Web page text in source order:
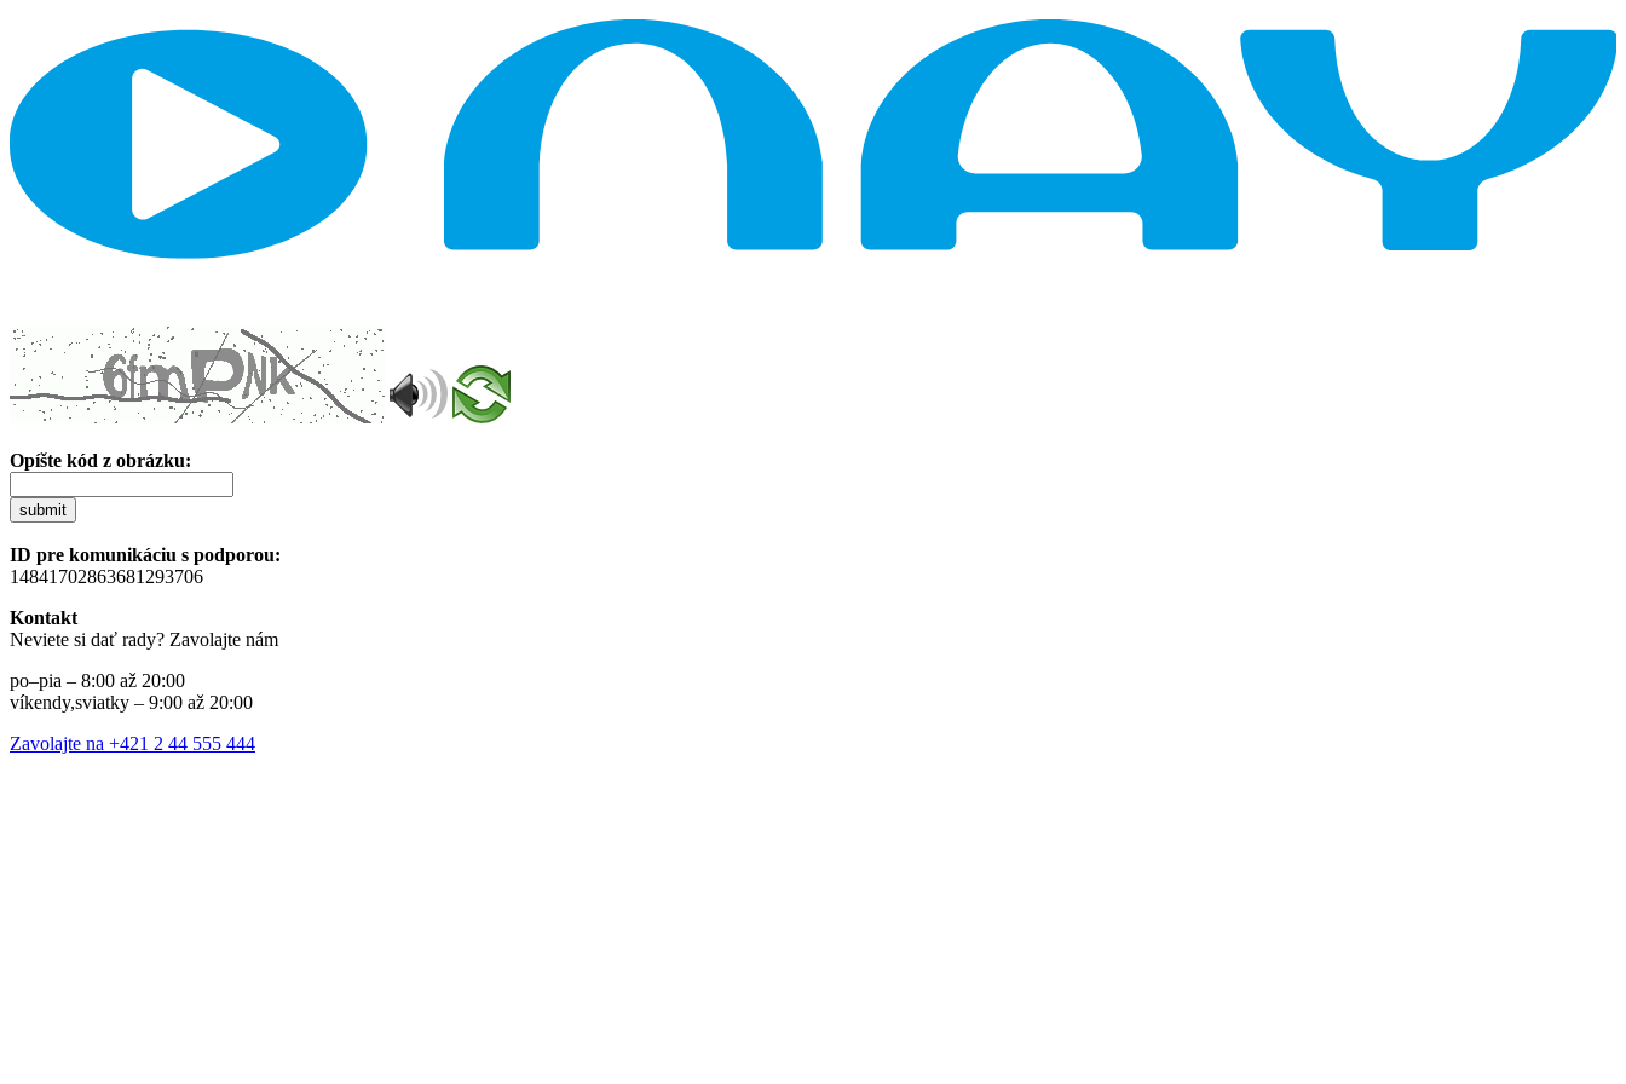
Opíšte kód z obrázku:
submit
ID pre komunikáciu s podporou:
14841702863681293706
Kontakt
Neviete si dať rady? Zavolajte nám
po–pia – 8:00 až 20:00
víkendy,sviatky – 9:00 až 20:00
Zavolajte na +421 2 44 555 444